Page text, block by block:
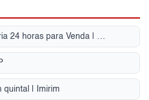
Apartamento com portaria 24 horas para Venda | Imirim
quintal | Imirim